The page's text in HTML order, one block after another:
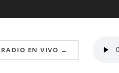
RADIO EN VIVO →